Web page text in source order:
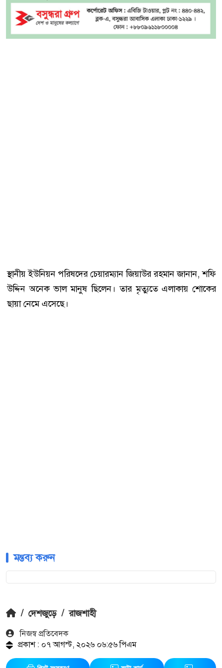
স্থানীয় ইউনিয়ন পরিষদের চেয়ারম্যান জিয়াউর রহমান জানান, শফি
উদ্দিন অনেক ভাল মানুষ ছিলেন। তার মৃত্যুতে এলাকায় শোকের
ছায়া নেমে এসেছে।
মন্তব্য করুন
/ দেশজুড়ে / রাজশাহী
নিজস্ব প্রতিবেদক
প্রকাশ : ০৭ আগস্ট, ২০২৬ ০৬:৫৬ পিএম